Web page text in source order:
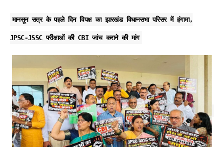
मानसून सत्र के पहले दिन विपक्ष का झारखंड विधानसभा परिसर में हंगामा,
JPSC-JSSC परीक्षाओं की CBI जांच कराने की मांग